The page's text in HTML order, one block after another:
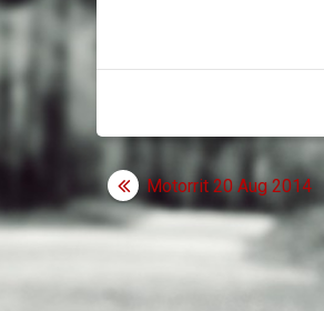
Bericht
navigatie
Motorrit 20 Aug 2014